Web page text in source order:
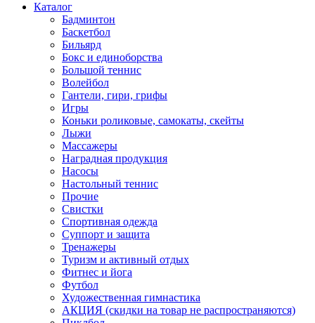
Каталог
Бадминтон
Баскетбол
Бильярд
Бокс и единоборства
Большой теннис
Волейбол
Гантели, гири, грифы
Игры
Коньки роликовые, самокаты, скейты
Лыжи
Массажеры
Наградная продукция
Насосы
Настольный теннис
Прочие
Свистки
Спортивная одежда
Суппорт и защита
Тренажеры
Туризм и активный отдых
Фитнес и йога
Футбол
Художественная гимнастика
АКЦИЯ (скидки на товар не распространяются)